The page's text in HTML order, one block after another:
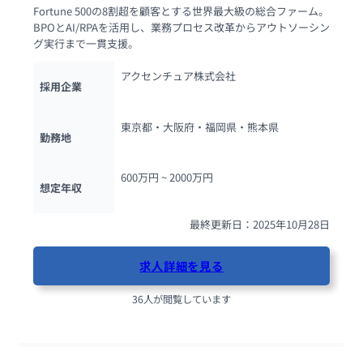
Fortune 500の8割超を顧客とする世界最大級の総合ファーム。
BPOとAI/RPAを活用し、業務プロセス改革からアウトソーシン
グ実行まで一貫支援。
採用企業
アクセンチュア株式会社
勤務地
東京都・大阪府・福岡県・熊本県
想定年収
600万円 ~ 2000万円
最終更新日：2025年10月28日
求人詳細を見る
36人が閲覧しています